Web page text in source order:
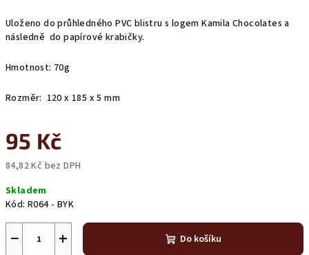
Uloženo do průhledného PVC blistru s logem Kamila Chocolates a
následně do papírové krabičky.
Hmotnost: 70g
Rozměr: 120 x 185 x 5 mm
95 Kč
84,82 Kč bez DPH
cena:
Skladem
Kód: R064 - BYK
+
− Do košíku